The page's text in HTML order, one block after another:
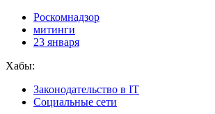
Роскомнадзор
митинги
23 января
Хабы:
Законодательство в IT
Социальные сети